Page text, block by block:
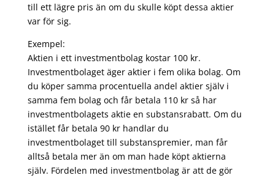
till ett lägre pris än om du skulle köpt dessa aktier
var för sig.
Exempel:
Aktien i ett investmentbolag kostar 100 kr.
Investmentbolaget äger aktier i fem olika bolag. Om
du köper samma procentuella andel aktier själv i
samma fem bolag och får betala 110 kr så har
investmentbolagets aktie en substansrabatt. Om du
istället får betala 90 kr handlar du
investmentbolaget till substanspremier, man får
alltså betala mer än om man hade köpt aktierna
själv. Fördelen med investmentbolag är att de gör